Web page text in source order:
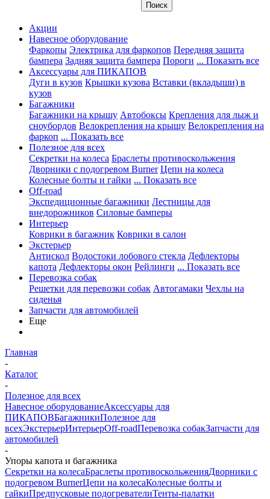
Акции
Навесное оборудование
Фаркопы Электрика для фаркопов Передняя защита
бампера Задняя защита бампера Пороги ... Показать все
Аксессуары для ПИКАПОВ
Дуги в кузов Крышки кузова Вставки (вкладыши) в
кузов
Багажники
Багажники на крышу Автобоксы Крепления для лыж и
сноубордов Велокрепления на крышу Велокрепления на
фаркоп ... Показать все
Полезное для всех
Секретки на колеса Браслеты противоскольжения
Дворники с подогревом Burner Цепи на колеса
Колесные болты и гайки ... Показать все
Off-road
Экспедиционные багажники Лестницы для
внедорожников Силовые бамперы
Интерьер
Коврики в багажник Коврики в салон
Экстерьер
Антискол Водостоки лобового стекла Дефлекторы
капота Дефлекторы окон Рейлинги ... Показать все
Перевозка собак
Решетки для перевозки собак Автогамаки Чехлы на
сиденья
Запчасти для автомобилей
Еще
Главная
-
Каталог
-
Полезное для всех
Навесное оборудованиеАксессуары для
ПИКАПОВБагажникиПолезное для
всехЭкстерьерИнтерьерOff-roadПеревозка собакЗапчасти для
автомобилей
-
Упоры капота и багажника
Секретки на колесаБраслеты противоскольженияДворники с
подогревом BurnerЦепи на колесаКолесные болты и
гайкиПредпусковые подогревателиТенты-палатки